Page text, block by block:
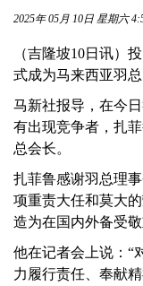
2025年 05月 10日 星期六
（吉隆坡10日讯）
式成为马来西亚羽
马新社报导，在今
有出现竞争者，扎
总会长。
扎菲鲁感谢羽总理
项重责大任和莫大
造为在国内外备受敬
他在记者会上说：“
力履行责任、奉献